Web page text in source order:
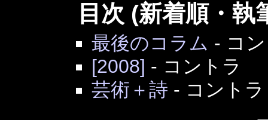
目次 (新着順・執
最後のコラム - コ
[2008] - コントラ
芸術＋詩 - コントラ